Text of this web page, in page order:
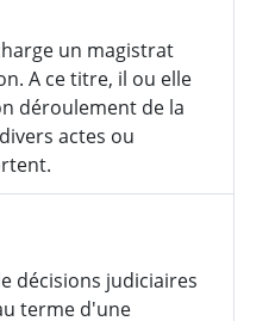
un magistrat
A ce titre, il ou elle
déroulement de la
actes ou
décisions judiciaires
terme d'une